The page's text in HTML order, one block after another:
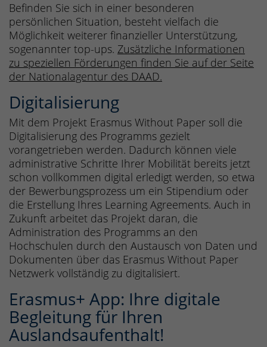
Befinden Sie sich in einer besonderen
persönlichen Situation, besteht vielfach die
Möglichkeit weiterer finanzieller Unterstützung,
sogenannter top-ups. Zusätzliche Informationen
zu speziellen Förderungen finden Sie auf der Seite
der Nationalagentur des DAAD.
Digitalisierung
Mit dem Projekt Erasmus Without Paper soll die
Digitalisierung des Programms gezielt
vorangetrieben werden. Dadurch können viele
administrative Schritte Ihrer Mobilität bereits jetzt
schon vollkommen digital erledigt werden, so etwa
der Bewerbungsprozess um ein Stipendium oder
die Erstellung Ihres Learning Agreements. Auch in
Zukunft arbeitet das Projekt daran, die
Administration des Programms an den
Hochschulen durch den Austausch von Daten und
Dokumenten über das Erasmus Without Paper
Netzwerk vollständig zu digitalisiert.
Erasmus+ App: Ihre digitale
Begleitung für Ihren
Auslandsaufenthalt!